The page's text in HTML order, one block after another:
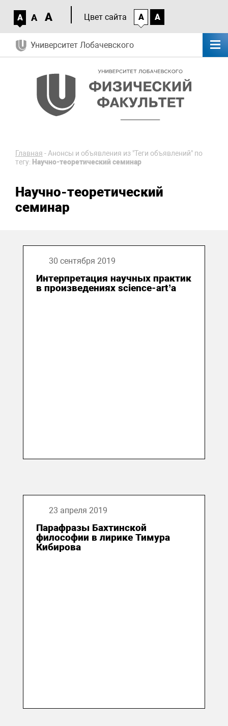
A A A Цвет сайта A A
Университет Лобачевского
Главная -Анонсы и объявления из "Теги объявлений" по
тегу: Научно-теоретический семинар
Научно-теоретический
семинар
30 сентября 2019
Интерпретация научных практик
в произведениях science-art’а
23 апреля 2019
Парафразы Бахтинской
философии в лирике Тимура
Кибирова